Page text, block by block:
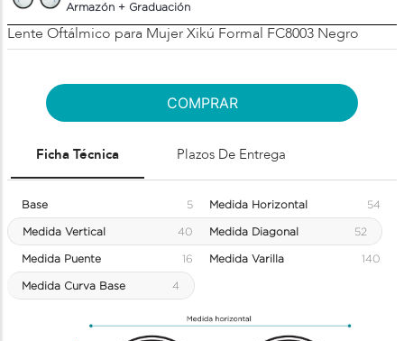
Armazón + Graduación
Lente Oftálmico para Mujer Xikú Formal FC8003 Negro
COMPRAR
Ficha Técnica Plazos De Entrega
Base 5 Medida Horizontal 54
Medida Vertical 40 Medida Diagonal 52
Medida Puente 16 Medida Varilla 140
Medida Curva Base 4